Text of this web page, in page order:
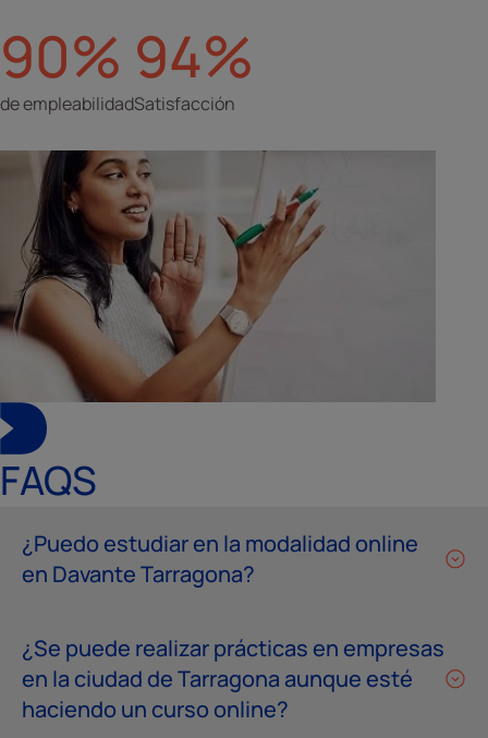
90%
de empleabilidad
94%
Satisfacción
FAQS
¿Puedo estudiar en la modalidad online
en Davante Tarragona?
¿Se puede realizar prácticas en empresas
en la ciudad de Tarragona aunque esté
haciendo un curso online?